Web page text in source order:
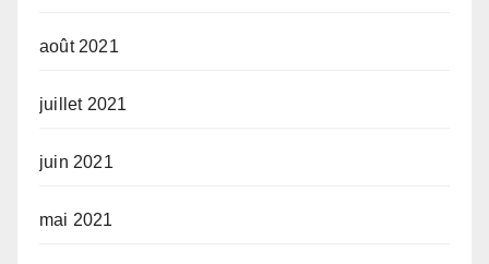
août 2021
juillet 2021
juin 2021
mai 2021